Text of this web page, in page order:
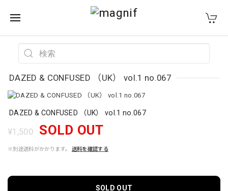
DAZED & CONFUSED （UK） vol.1 no.067
DAZED & CONFUSED （UK） vol.1 no.067
¥1,500 SOLD OUT
※別途送料がかかります。 送料を確認する
SOLD OUT